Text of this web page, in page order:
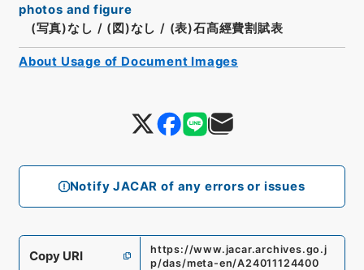
Notify JACAR of any errors or issues
photos and figure
(写真)なし / (図)なし / (表)石髙經費割賦表
Copy URI
https://www.jacar.archives.go.j
p/das/meta-en/A24011124400
About Usage of Document Images